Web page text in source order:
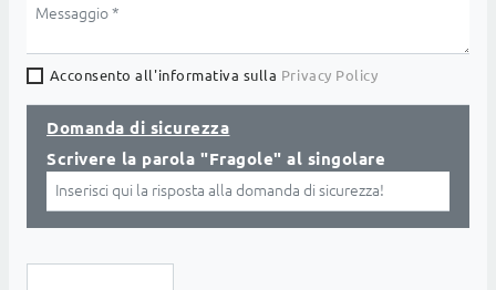
Acconsento all'informativa sulla Privacy Policy
Domanda di sicurezza
Scrivere la parola "Fragole" al singolare